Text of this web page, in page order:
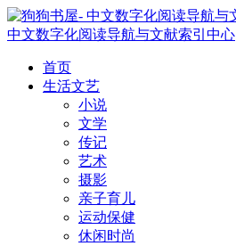
中文数字化阅读导航与文献索引中心
首页
生活文艺
小说
文学
传记
艺术
摄影
亲子育儿
运动保健
休闲时尚